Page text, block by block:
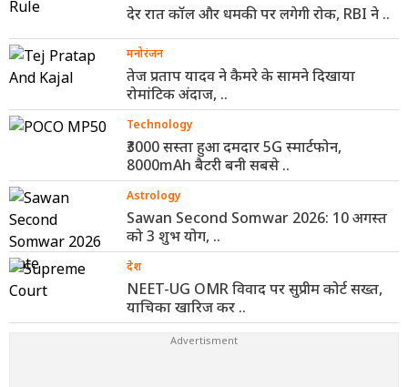
देर रात कॉल और धमकी पर लगेगी रोक, RBI ने ..
मनोरंजन
तेज प्रताप यादव ने कैमरे के सामने दिखाया
रोमांटिक अंदाज, ..
Technology
₹3000 सस्ता हुआ दमदार 5G स्मार्टफोन,
8000mAh बैटरी बनी सबसे ..
Astrology
Sawan Second Somwar 2026: 10 अगस्त
को 3 शुभ योग, ..
देश
NEET-UG OMR विवाद पर सुप्रीम कोर्ट सख्त,
याचिका खारिज कर ..